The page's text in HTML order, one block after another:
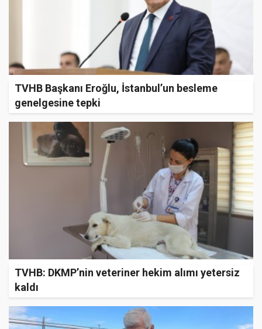
TVHB Başkanı Eroğlu, İstanbul’un besleme
genelgesine tepki
TVHB: DKMP’nin veteriner hekim alımı yetersiz
kaldı